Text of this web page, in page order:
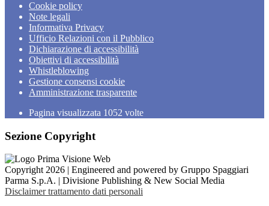
Cookie policy
Note legali
Informativa Privacy
Ufficio Relazioni con il Pubblico
Dichiarazione di accessibilità
Obiettivi di accessibilità
Whistleblowing
Gestione consensi cookie
Amministrazione trasparente
Pagina visualizzata 1052 volte
Sezione Copyright
Copyright 2026 | Engineered and powered by Gruppo Spaggiari
Parma S.p.A. | Divisione Publishing & New Social Media
Disclaimer trattamento dati personali